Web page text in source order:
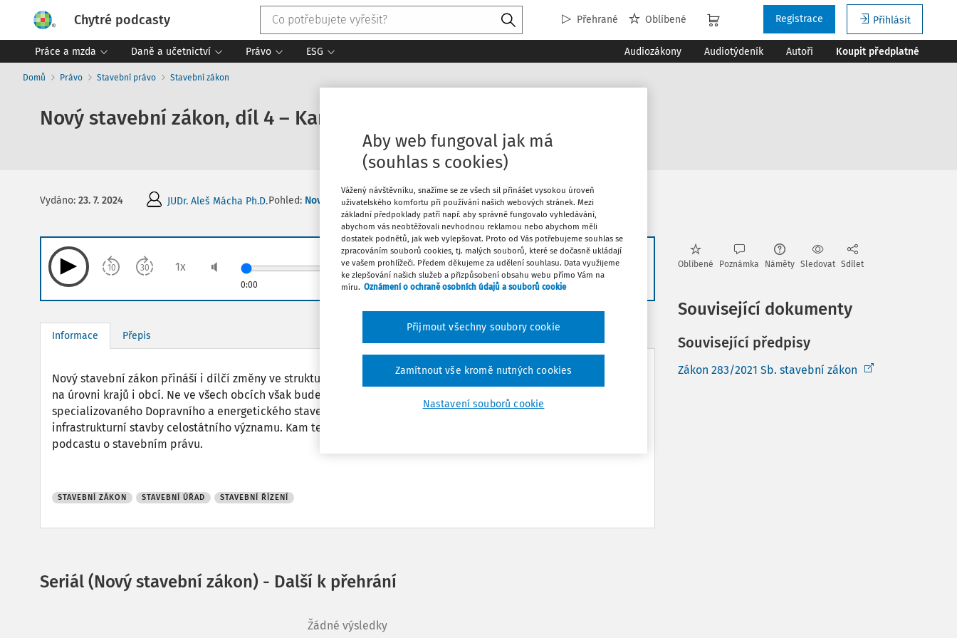
Chytré podcasty Přehrané Oblíbené Přihlásit
Registrace
Práce a mzda Daně a učetnictví Právo ESG Audiozákony Audiotýdeník Autoři Koupit předplatné
Domů Právo Stavební právo Stavební zákon
Nový stavební zákon, díl 4 – Kam na stavební úřad
Vydáno: 23. 7. 2024 JUDr. Aleš Mácha Ph.D.Pohled: NovelizaceSouvisející dokumenty (1)
0:00
10 30 1x
Informace Přepis
Nový stavební zákon přináší i dílčí změny ve struktuře stavebních úřadů. Stavební úřady budou i nadále existovat
na úrovni krajů i obcí. Ne ve všech obcích však bude stavební úřad. Novinkou stavebního práva je i vznik
specializovaného Dopravního a energetického stavebního úřadu specializujícího se především na velké
infrastrukturní stavby celostátního významu. Kam tedy na stavební úřad? To se dozvíte v dalším dílu nového
podcastu o stavebním právu.
STAVEBNÍ ZÁKON STAVEBNÍ ÚŘAD STAVEBNÍ ŘÍZENÍ
Seriál (Nový stavební zákon) - Další k přehrání
Žádné výsledky
Oblíbené Poznámka Náměty Sledovat Sdílet
Související dokumenty
Související předpisy
Zákon 283/2021 Sb. stavební zákon
Aby web fungoval jak má
(souhlas s cookies)
Vážený návštěvníku, snažíme se ze všech sil přinášet vysokou úroveň
uživatelského komfortu při používání našich webových stránek. Mezi
základní předpoklady patří např. aby správně fungovalo vyhledávání,
abychom vás neobtěžovali nevhodnou reklamou nebo abychom měli
dostatek podnětů, jak web vylepšovat. Proto od Vás potřebujeme souhlas se
zpracováním souborů cookies, tj. malých souborů, které se dočasně ukládají
ve vašem prohlížeči. Předem děkujeme za udělení souhlasu. Data využijeme
ke zlepšování našich služeb a přizpůsobení obsahu webu přímo Vám na
míru. Oznámení o ochraně osobních údajů a souborů cookie
Nastavení souborů cookie
Zamítnout vše kromě nutných cookies
Přijmout všechny soubory cookie